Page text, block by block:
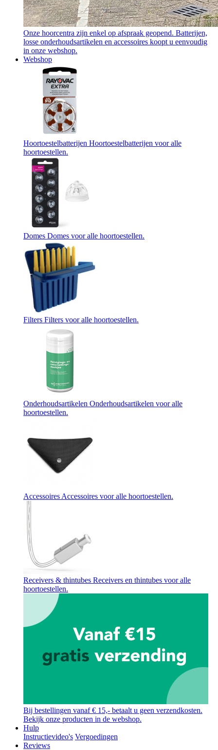
Onze hoorcentra zijn enkel op afspraak geopend. Batterijen,
losse onderhoudsartikelen en accessoires koopt u eenvoudig
in onze webshop.
Webshop
Hoortoestelbatterijen Hoortoestelbatterijen voor alle
hoortoestellen.
Domes Domes voor alle hoortoestellen.
Filters Filters voor alle hoortoestellen.
Onderhoudsartikelen Onderhoudsartikelen voor alle
hoortoestellen.
AccessoiresAccessoires voor alle hoortoestellen.
Receivers & thintubes Receivers en thintubes voor alle
hoortoestellen.
Bij bestellingen vanaf € 15,- betaalt u geen verzendkosten.
Bekijk onze producten in de webshop.
Hulp
Instructievideo's Vergoedingen
Reviews